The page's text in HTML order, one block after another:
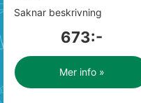
Saknar beskrivning
673:-
Mer info »